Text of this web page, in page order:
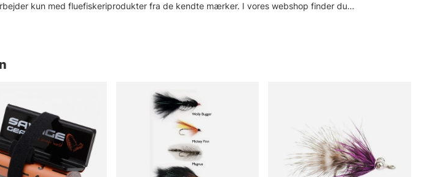
kun med fluefiskeriprodukter fra de kendte mærker. I vores webshop finder du